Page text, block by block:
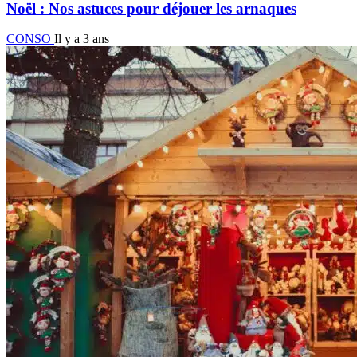
Noël : Nos astuces pour déjouer les arnaques
CONSO Il y a 3 ans